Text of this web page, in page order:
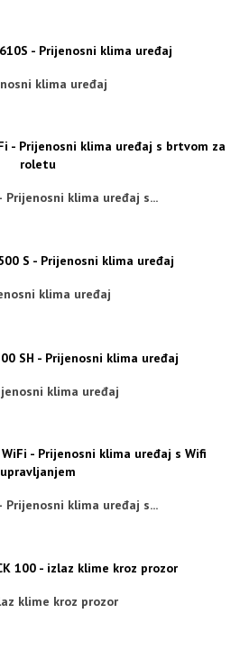
klima uređaj
Prijenosni klima uređaj s...
klima uređaj
klima uređaj
Prijenosni klima uređaj s...
klime kroz prozor